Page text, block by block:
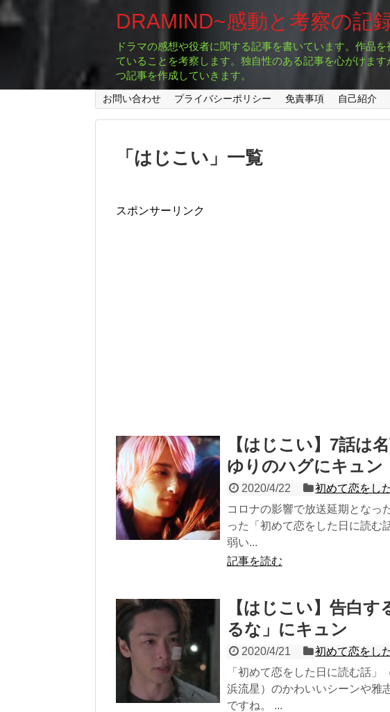
DRAMIND~感動と考察の記
ドラマの感想や役者に関する記事を書いています。作品
ていることを考察します。独自性のある記事を心がけま
つ記事を作成していきます。
お問い合わせ プライバシーポリシー 免責事項 自己紹介
「 はじこい 」 一覧
スポンサーリンク
【はじこい】7話は
ゆりのハグにキュン
2020/4/22
初めて恋をし
コロナの影響で放送延期となっ
った「初めて恋をした日に読む
弱い...
記事を読む
【はじこい】告白
るな」にキュン
2020/4/21
初めて恋をし
「初めて恋をした日に読む話
浜流星）のかわいいシーンや雅
ですね。 ...